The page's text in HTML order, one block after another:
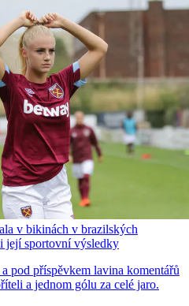
v bikinách v brazilských
její sportovní výsledky
pod příspěvkem lavina komentářů
a jednom gólu za celé jaro.